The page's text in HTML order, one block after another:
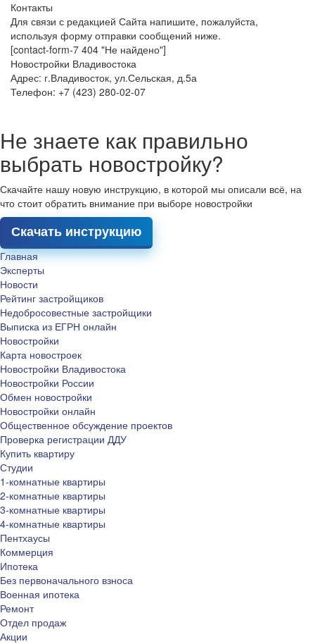
Контакты
Для связи с редакцией Сайта напишите, пожалуйста,
используя форму отправки сообщений ниже.
[contact-form-7 404 "Не найдено"]
Новостройки Владивостока
Адрес: г.Владивосток, ул.Сельская, д.5а
Телефон: +7 (423) 280-02-07
Не знаете как правильно
выбрать новостройку?
Скачайте нашу новую инструкцию, в которой мы описали всё, на
что стоит обратить внимание при выборе новостройки
Скачать инструкцию
Главная
Эксперты
Новости
Рейтинг застройщиков
Недобросовестные застройщики
Выписка из ЕГРН онлайн
Новостройки
Карта новостроек
Новостройки Владивостока
Новостройки России
Обмен новостройки
Новостройки онлайн
Общественное обсуждение проектов
Проверка регистрации ДДУ
Купить квартиру
Студии
1-комнатные квартиры
2-комнатные квартиры
3-комнатные квартиры
4-комнатные квартиры
Пентхаусы
Коммерция
Ипотека
Без первоначального взноса
Военная ипотека
Ремонт
Отдел продаж
Акции